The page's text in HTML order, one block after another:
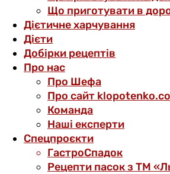
Що приготувати в
Дієтичне харчування
Дієти
Добірки рецептів
Про нас
Про Шефа
Про сайт
Команда
Наші експерти
Спецпроєкти
ГастроСпадок
Рецепти пасок з ТМ